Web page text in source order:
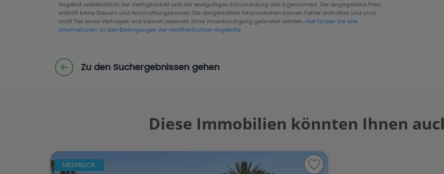
Angebot vorbehaltlich der Verfügbarkeit und der endgültigen Entscheidung des Eigentümers. Der angegebene Preis
enthält keine Steuern und Anschaffungskosten. Die dargestellten Informationen können Fehler enthalten und sind
nicht Teil eines Vertrages und können jederzeit ohne Vorankündigung geändert werden. Hier finden Sie alle
Informationen zu den Bedingungen der veröffentlichten Angebote.
Zu den Suchergebnissen gehen
Diese Immobilien könnten Ihnen
MEERBLICK